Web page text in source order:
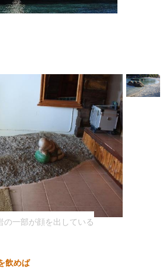
の一部が顔を出している
飲めば